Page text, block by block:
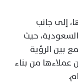
إلى جانب
حيث
بين الرؤية
عملاءها من بناء